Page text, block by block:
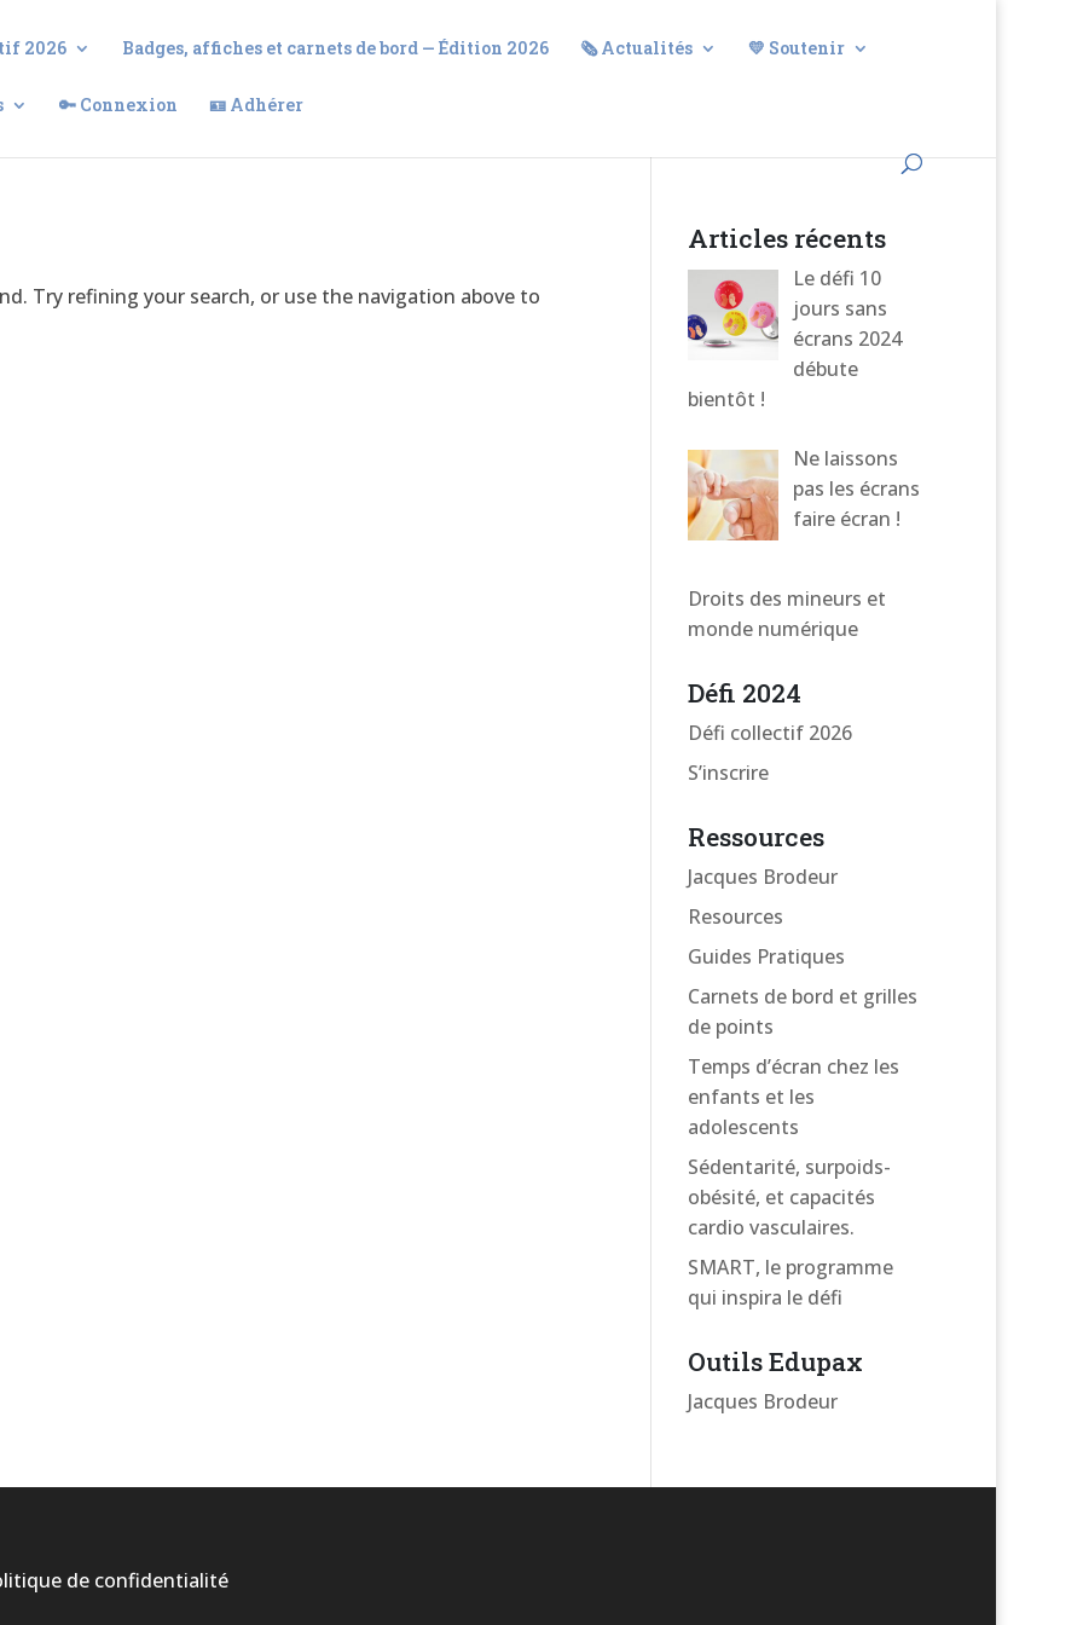
2026 Badges, affiches et carnets de bord — Édition 2026 🗞️ Actualités 💛 Soutenir
🔑 Connexion 🪪 Adhérer
Try refining your search, or use the navigation above to
Articles récents
Le défi 10
jours sans
écrans 2024
débute
bientôt !
Ne laissons
pas les écrans
faire écran !
Droits des mineurs et
monde numérique
Défi 2024
Défi collectif 2026
S’inscrire
Ressources
Jacques Brodeur
Resources
Guides Pratiques
Carnets de bord et grilles
de points
Temps d’écran chez les
enfants et les
adolescents
Sédentarité, surpoids-
obésité, et capacités
cardio vasculaires.
SMART, le programme
qui inspira le défi
Outils Edupax
Jacques Brodeur
de confidentialité